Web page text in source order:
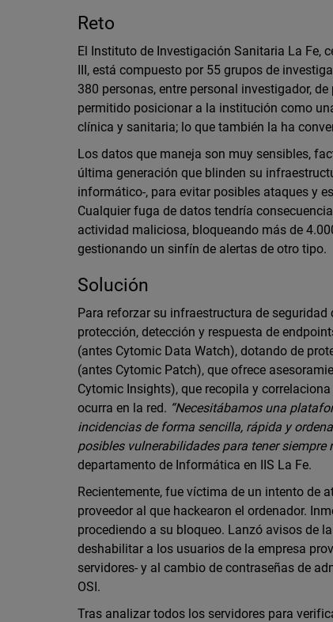
Reto
El Instituto de Investigación Sanitaria La Fe,
III, está compuesto por 55 grupos de
380 personas, entre personal investigador,
permitido posicionar a la institución como
clínica y sanitaria; lo que también la ha
Los datos que maneja son muy sensibles,
última generación que blinden su
informático-, para evitar posibles ataques y
Cualquier fuga de datos tendría
actividad maliciosa, bloqueando más de
gestionando un sinfín de alertas de otro tipo.
Solución
Para reforzar su infraestructura de
protección, detección y respuesta de
(antes Cytomic Data Watch), dotando de
(antes Cytomic Patch), que ofrece
Cytomic Insights), que recopila y
ocurra en la red. “Necesitábamos una
incidencias de forma sencilla, rápida y
posibles vulnerabilidades para tener
departamento de Informática en IIS La Fe.
Recientemente, fue víctima de un intento de
proveedor al que hackearon el ordenador.
procediendo a su bloqueo. Lanzó avisos de
deshabilitar a los usuarios de la empresa
servidores- y al cambio de contraseñas de
OSI.
Tras analizar todos los servidores para